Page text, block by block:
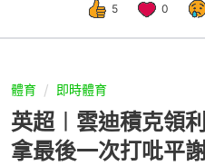
5 0
體育 即時體育
英超︱雲迪積克領
拿最後一次打吡平